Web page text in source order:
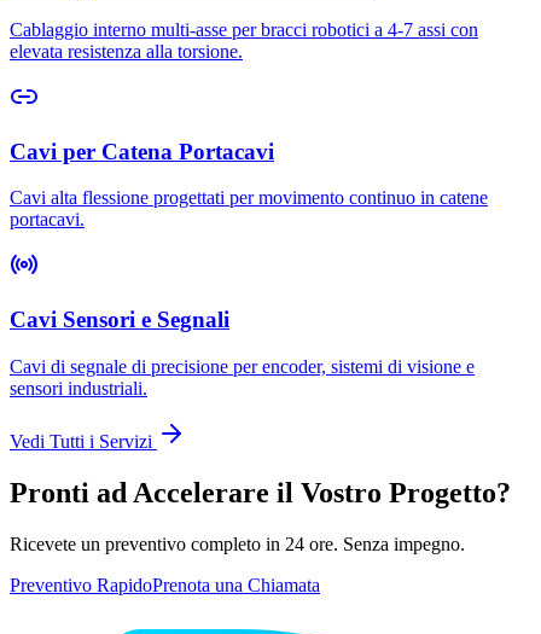
Cablaggio interno multi-asse per bracci robotici a 4-7 assi con
elevata resistenza alla torsione.
Cavi per Catena Portacavi
Cavi alta flessione progettati per movimento continuo in catene
portacavi.
Cavi Sensori e Segnali
Cavi di segnale di precisione per encoder, sistemi di visione e
sensori industriali.
Vedi Tutti i Servizi
Pronti ad Accelerare il Vostro Progetto?
Ricevete un preventivo completo in 24 ore. Senza impegno.
Preventivo RapidoPrenota una Chiamata